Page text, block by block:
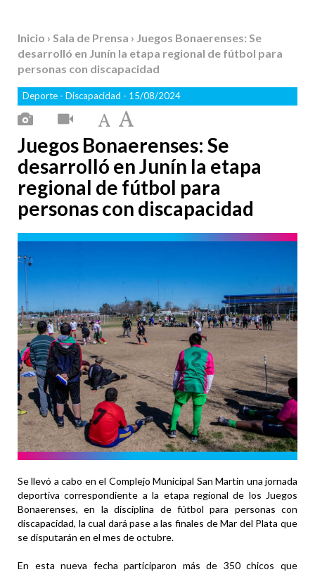
Inicio › Sala de Prensa › Juegos Bonaerenses: Se
desarrolló en Junín la etapa regional de fútbol para
personas con discapacidad
Deporte - Discapacidad - 15/08/2024
Juegos Bonaerenses: Se
desarrolló en Junín la etapa
regional de fútbol para
personas con discapacidad
Se llevó a cabo en el Complejo Municipal San Martin una jornada
deportiva correspondiente a la etapa regional de los Juegos
Bonaerenses, en la disciplina de fútbol para personas con
discapacidad, la cual dará pase a las finales de Mar del Plata que
se disputarán en el mes de octubre.
En esta nueva fecha participaron más de 350 chicos que